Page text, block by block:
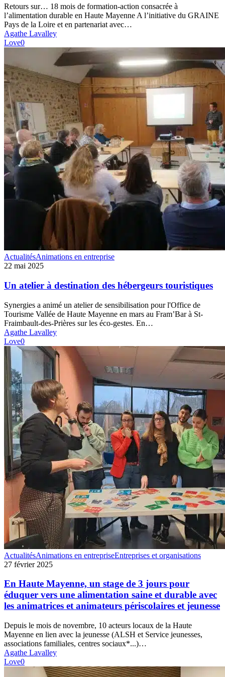
Haute
Mayenne
Retours sur… 18 mois de formation-action consacrée à
l’alimentation durable en Haute Mayenne A l’initiative du GRAINE
Pays de la Loire et en partenariat avec…
Agathe Lavalley
Love0
Un
atelier
destination
des
hébergeurs
touristiques
ActualitésAnimations en entreprise
22 mai 2025
Un atelier à destination des hébergeurs touristiques
Synergies a animé un atelier de sensibilisation pour l'Office de
Tourisme Vallée de Haute Mayenne en mars au Fram’Bar à St-
Fraimbault-des-Prières sur les éco-gestes. En…
Agathe Lavalley
Love0
En
Haute
un
stage
de
3
pour
éduquer
vers
une
alimentation
ActualitésAnimations en entrepriseEntreprises et organisations
27 février 2025
En Haute Mayenne, un stage de 3 jours pour
éduquer vers une alimentation saine et durable avec
les animatrices et animateurs périscolaires et jeunesse
Depuis le mois de novembre, 10 acteurs locaux de la Haute
Mayenne en lien avec la jeunesse (ALSH et Service jeunesses,
associations familiales, centres sociaux*...)…
Agathe Lavalley
Love0